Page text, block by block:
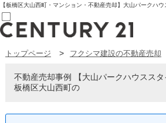
売買部
賃貸部
03-6912-3505
新規会員登録
トップページ フクシマ建設の不動産売却
不動産売却事例
大山パークハウスス
板橋区大山西町の